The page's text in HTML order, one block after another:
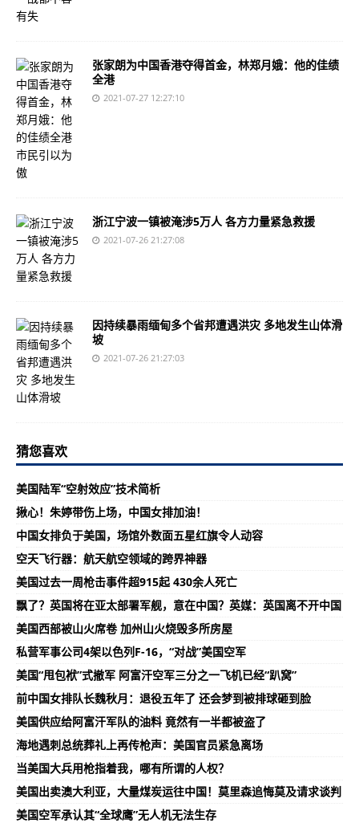
张家朗为中国香港夺得首金，林郑月娥：他的佳绩
全港
2021-07-27 12:27:10
浙江宁波一镇被淹涉5万人 各方力量紧急救援
2021-07-26 21:27:08
因持续暴雨缅甸多个省邦遭遇洪灾 多地发生山体滑
坡
2021-07-26 21:27:03
猜您喜欢
美国陆军“空射效应”技术简析
揪心！朱婷带伤上场，中国女排加油！
中国女排负于美国，场馆外数面五星红旗令人动容
空天飞行器：航天航空领域的跨界神器
美国过去一周枪击事件超915起 430余人死亡
飘了？英国将在亚太部署军舰，意在中国？英媒：英国离不开中国
美国西部被山火席卷 加州山火烧毁多所房屋
私营军事公司4架以色列F-16，“对战”美国空军
美国“甩包袱”式撤军 阿富汗空军三分之一飞机已经“趴窝”
前中国女排队长魏秋月：退役五年了 还会梦到被排球砸到脸
美国供应给阿富汗军队的油料 竟然有一半都被盗了
海地遇刺总统葬礼上再传枪声：美国官员紧急离场
当美国大兵用枪指着我，哪有所谓的人权？
美国出卖澳大利亚，大量煤炭运往中国！莫里森追悔莫及请求谈判
美国空军承认其“全球鹰”无人机无法生存